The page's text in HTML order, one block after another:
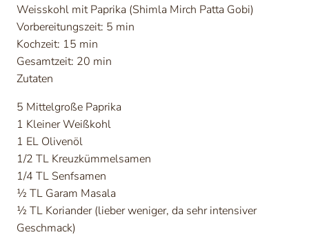
Weisskohl mit Paprika (Shimla Mirch Patta Gobi)
Vorbereitungszeit: 5 min
Kochzeit: 15 min
Gesamtzeit: 20 min
Zutaten
5 Mittelgroße Paprika
1 Kleiner Weißkohl
1 EL Olivenöl
1/2 TL Kreuzkümmelsamen
1/4 TL Senfsamen
½ TL Garam Masala
½ TL Koriander (lieber weniger, da sehr intensiver
Geschmack)